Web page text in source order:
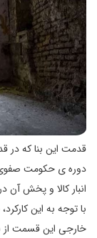
قدمت این بنا که در
دوره ‌ی حکومت صفوی
انبار کالا و پخش آن
با توجه به این
خارجی این قسمت از